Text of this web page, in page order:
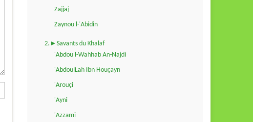
Zajjaj
Zaynou l-'Abidin
2.►Savants du Khalaf
'Abdou l-Wahhab An-Najdi
'AbdoulLah Ibn Houçayn
'Arouçi
'Ayni
'Azzami